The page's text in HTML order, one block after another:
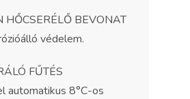
HŐCSERÉLŐ BEVONAT
védelem.
FŰTÉS
automatikus 8°C-os